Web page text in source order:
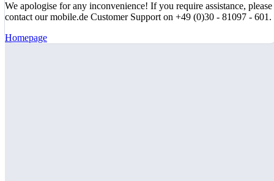
We apologise for any inconvenience! If you require assistance, please
contact our mobile.de Customer Support on +49 (0)30 - 81097 - 601.
Homepage